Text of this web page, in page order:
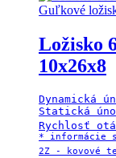
Guľkové
Ložisko
10x26x8
Dynamická
Statická
Rychlosť
* informácie
2Z - kovové